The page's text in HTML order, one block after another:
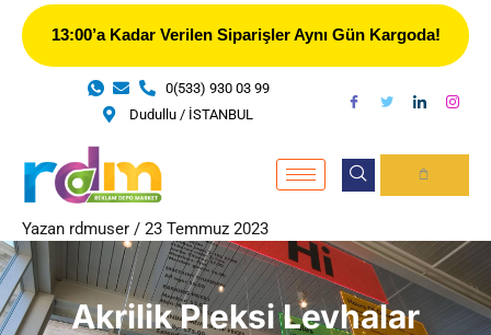
İçeriğe
atla
13:00’a Kadar Verilen Siparişler Aynı Gün Kargoda!
0(533) 930 03 99
Dudullu / İSTANBUL
CART
Yazan rdmuser / 23 Temmuz 2023
Akrilik Pleksi Levhalar
Yazı
dolaşımı